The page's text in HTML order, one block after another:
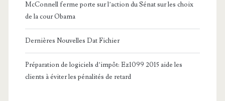
McConnell ferme porte sur l’action du Sénat sur les choix
de la cour Obama
Dernières Nouvelles Dat Fichier
Préparation de logiciels d’impôt: Ez1099 2015 aide les
clients à éviter les pénalités de retard